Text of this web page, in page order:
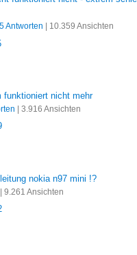
5 Antworten | 10.359 Ansichten
funktioniert nicht mehr
| 3.916 Ansichten
nokia n97 mini !?
| 9.261 Ansichten